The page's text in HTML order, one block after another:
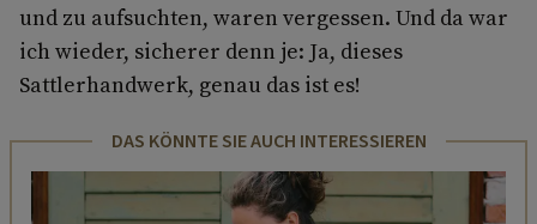
und zu aufsuchten, waren vergessen. Und da war
ich wieder, sicherer denn je: Ja, dieses
Sattlerhandwerk, genau das ist es!
DAS KÖNNTE SIE AUCH INTERESSIEREN